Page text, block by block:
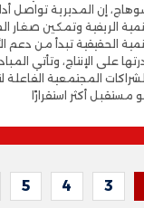
إن المديرية تواصل
الريفية وتمكين صغار
الحقيقية تبدأ من دعم
على الإنتاج، وتأتي
المجتمعية الفاعلة
مستقبل أكثر استقرارًا
3
4
5